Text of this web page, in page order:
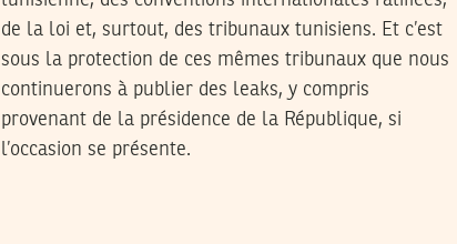
de la loi et, surtout, des tribunaux tunisiens. Et c’est
sous la protection de ces mêmes tribunaux que nous
continuerons à publier des leaks, y compris
provenant de la présidence de la République, si
l’occasion se présente.